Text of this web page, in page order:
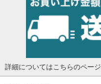
詳細についてはこちらのページ